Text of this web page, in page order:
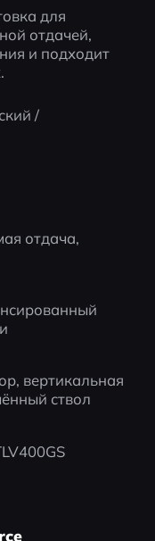
для
отдачей,
и подходит
/
отдача,
вертикальная
ствол